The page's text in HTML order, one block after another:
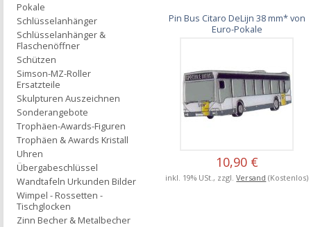
Pin Bus Citaro DeLijn 38 mm* von
Euro-Pokale
10,90 €
inkl. 19% USt., zzgl.Versand (Kostenlos)
Pokale
Schlüsselanhänger
Schlüsselanhänger &
Flaschenöffner
Schützen
Simson-MZ-Roller
Ersatzteile
Skulpturen Auszeichnen
Sonderangebote
Trophäen-Awards-Figuren
Trophäen & Awards Kristall
Uhren
Übergabeschlüssel
Wandtafeln Urkunden Bilder
Wimpel - Rossetten -
Tischglocken
Zinn Becher & Metalbecher